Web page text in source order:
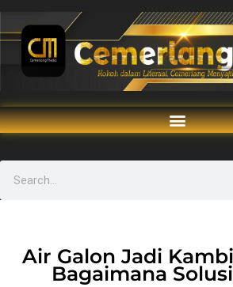
Air Galon Jadi
Bagaimana